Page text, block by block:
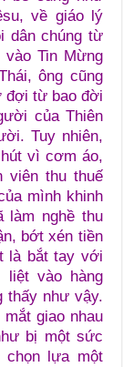
về giáo lý
dân chúng từ
Tin Mừng
ông cũng
đợi từ bao đời
của Thiên
Tuy nhiên,
vì cơm áo,
viên thu thuế
mình khinh
làm nghề thu
bớt xén tiền
là bắt tay với
liệt vào hàng
thấy như vậy.
giao nhau
bị một sức
chọn lựa một